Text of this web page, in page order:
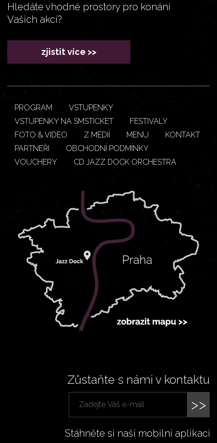
Hledáte vhodné prostory pro konání
Vašich akcí?
zjistit více >>
PROGRAM
VSTUPENKY
VSTUPENKY NA SMSTICKET
FESTIVALY
FOTO & VIDEO
Z MÉDIÍ MENU
KONTAKT
PARTNEŘI
OBCHODNÍ PODMÍNKY
VOUCHERY
CD JAZZ DOCK ORCHESTRA
Zůstaňte s námi v kontaktu
>>
Stáhněte si naší mobilní aplikaci